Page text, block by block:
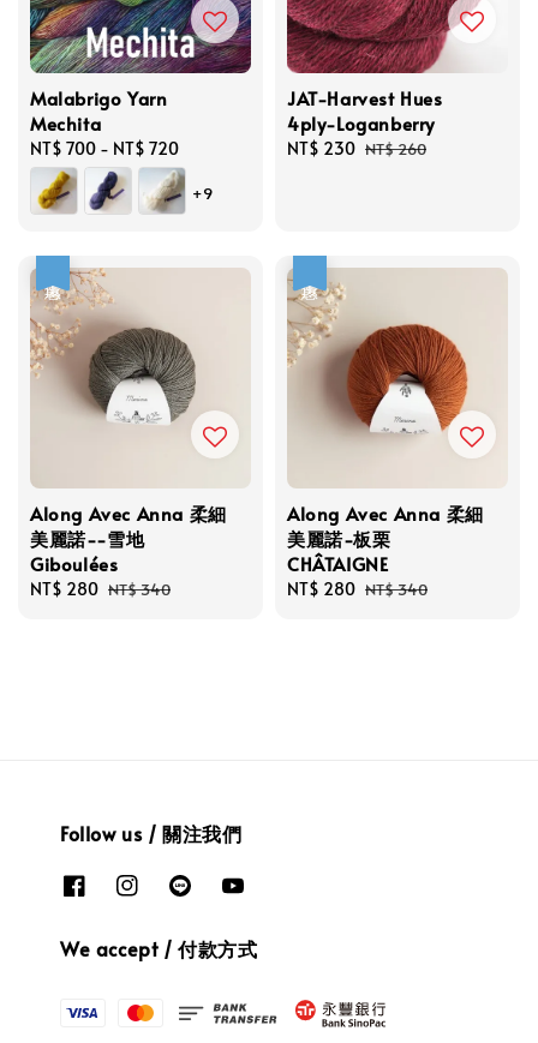
Malabrigo Yarn
Mechita
Regular
price
NT$ 700 - NT$ 720
+9
JAT-Harvest Hues
4ply-Loganberry
Sale
NT$ 230 Regular
NT$ 260
Along Avec Anna 柔細
美麗諾--雪地
Giboulées
Sale
NT$ 280 Regular
NT$ 340
Along Avec Anna 柔細
美麗諾-板栗
CHÂTAIGNE
Sale
NT$ 280 Regular
NT$ 340
Follow us / 關注我們
We accept / 付款方式